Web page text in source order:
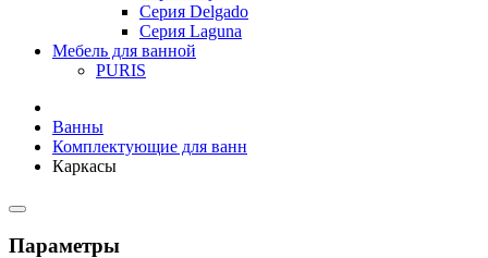
Серия Delgado
Серия Laguna
Мебель для ванной
PURIS
Ванны
Комплектующие для ванн
Каркасы
Параметры